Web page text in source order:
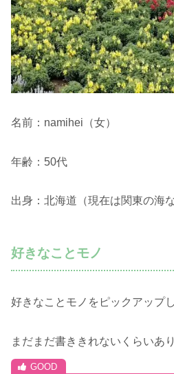
名前：namihei（女）
年齢：50代
出身：北海道（現在は関東の海
好きなことモノ
好きなことモノをピックアップ
まだまだ書ききれないくらいあり